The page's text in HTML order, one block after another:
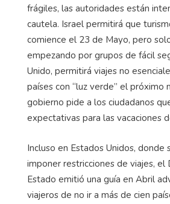
frágiles, las autoridades están
cautela. Israel permitirá que
comience el 23 de Mayo, pero
empezando por grupos de fácil
Unido, permitirá viajes no
países con “luz verde” el próximo
gobierno pide a los ciudadanos
expectativas para las vacaciones
Incluso en Estados Unidos, donde
imponer restricciones de viajes,
Estado emitió una guía en Abril
viajeros de no ir a más de cien